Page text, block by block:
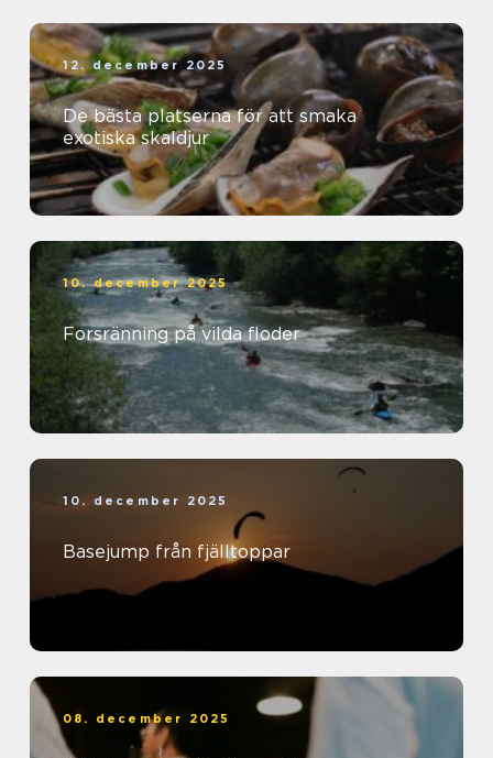
12. december 2025
De bästa platserna för att smaka
exotiska skaldjur
10. december 2025
Forsränning på vilda floder
10. december 2025
Basejump från fjälltoppar
08. december 2025